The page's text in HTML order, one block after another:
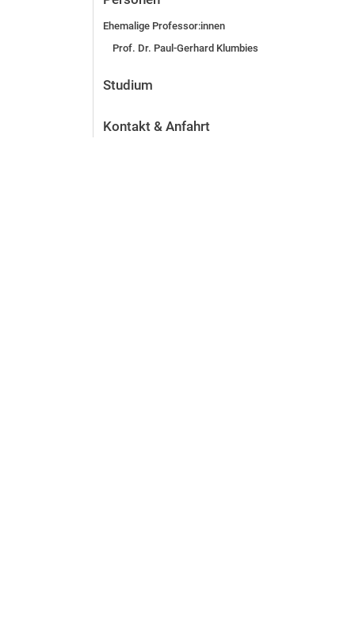
Ehemalige Professor:innen
Prof. Dr. Paul-Gerhard Klumbies
Studium
Kontakt & Anfahrt